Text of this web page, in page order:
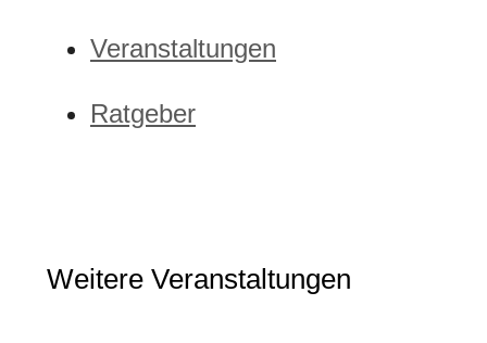
Veranstaltungen
Ratgeber
Weitere Veranstaltungen